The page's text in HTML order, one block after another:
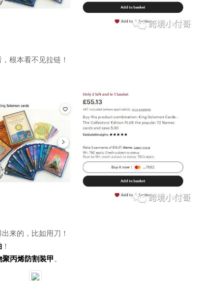
根本看不见拉链！
来的，比如用刀！
！
聚丙烯防割装甲 。